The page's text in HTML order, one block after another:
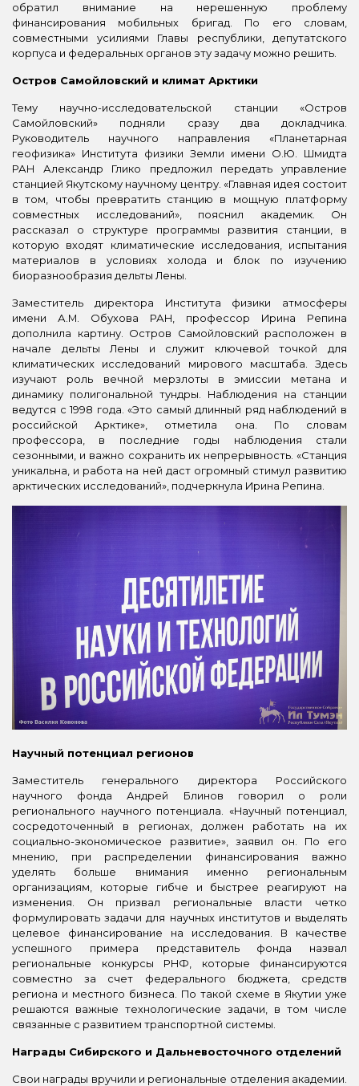
обратил внимание на нерешенную проблему
финансирования мобильных бригад. По его словам,
совместными усилиями Главы республики, депутатского
корпуса и федеральных органов эту задачу можно решить.
Остров Самойловский и климат Арктики
Тему научно-исследовательской станции «Остров
Самойловский» подняли сразу два докладчика.
Руководитель научного направления «Планетарная
геофизика» Института физики Земли имени О.Ю. Шмидта
РАН Александр Глико предложил передать управление
станцией Якутскому научному центру. «Главная идея состоит
в том, чтобы превратить станцию в мощную платформу
совместных исследований», пояснил академик. Он
рассказал о структуре программы развития станции, в
которую входят климатические исследования, испытания
материалов в условиях холода и блок по изучению
биоразнообразия дельты Лены.
Заместитель директора Института физики атмосферы
имени А.М. Обухова РАН, профессор Ирина Репина
дополнила картину. Остров Самойловский расположен в
начале дельты Лены и служит ключевой точкой для
климатических исследований мирового масштаба. Здесь
изучают роль вечной мерзлоты в эмиссии метана и
динамику полигональной тундры. Наблюдения на станции
ведутся с 1998 года. «Это самый длинный ряд наблюдений в
российской Арктике», отметила она. По словам
профессора, в последние годы наблюдения стали
сезонными, и важно сохранить их непрерывность. «Станция
уникальна, и работа на ней даст огромный стимул развитию
арктических исследований», подчеркнула Ирина Репина.
Научный потенциал регионов
Заместитель генерального директора Российского
научного фонда Андрей Блинов говорил о роли
регионального научного потенциала. «Научный потенциал,
сосредоточенный в регионах, должен работать на их
социально-экономическое развитие», заявил он. По его
мнению, при распределении финансирования важно
уделять больше внимания именно региональным
организациям, которые гибче и быстрее реагируют на
изменения. Он призвал региональные власти четко
формулировать задачи для научных институтов и выделять
целевое финансирование на исследования. В качестве
успешного примера представитель фонда назвал
региональные конкурсы РНФ, которые финансируются
совместно за счет федерального бюджета, средств
региона и местного бизнеса. По такой схеме в Якутии уже
решаются важные технологические задачи, в том числе
связанные с развитием транспортной системы.
Награды Сибирского и Дальневосточного отделений
Свои награды вручили и региональные отделения академии.